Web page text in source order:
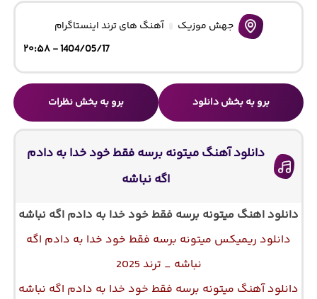
جهش موزیک
آهنگ های ترند اینستاگرام
1404/05/17 - ۲۰:۵۸
برو به بخش دانلود برو به بخش نظرات
دانلود آهنگ میتونه برسه فقط خود خدا به دادم
اگه نباشه
دانلود اهنگ میتونه برسه فقط خود خدا به دادم اگه نباشه
دانلود ریمیکس میتونه برسه فقط خود خدا به دادم اگه
نباشه _ ترند 2025
دانلود آهنگ میتونه برسه فقط خود خدا به دادم اگه نباشه